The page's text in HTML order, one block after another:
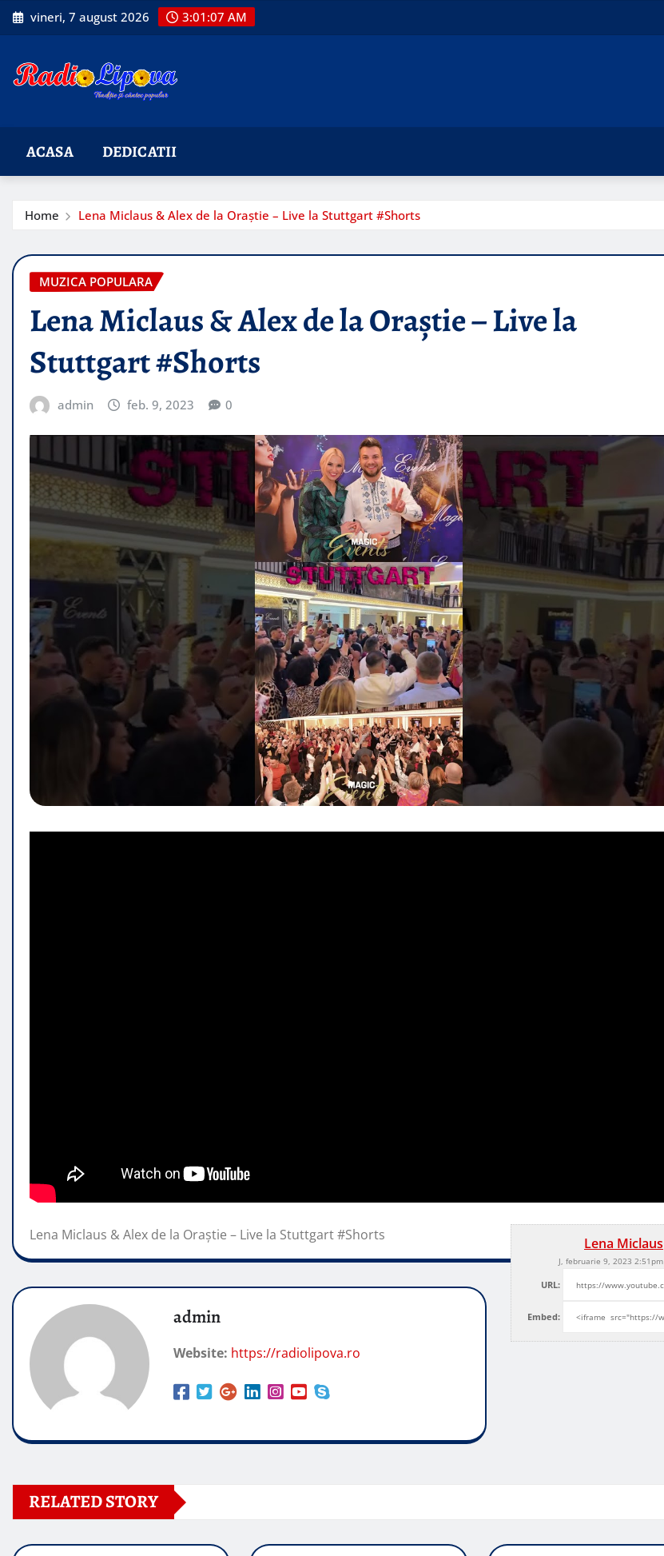
Skip
to
vineri, 7 august 2026 3:01:08 AM
ACASA DEDICATII
Home Lena Miclaus & Alex de la Oraștie – Live la Stuttgart #Shorts
MUZICA POPULARA
Lena Miclaus & Alex de la Oraștie – Live la
Stuttgart #Shorts
admin feb. 9, 2023 0
Lena Miclaus
J, februarie 9, 2023 2:51pm
URL:
Embed:
Lena Miclaus & Alex de la Oraștie – Live la Stuttgart #Shorts
admin
Website: https://radiolipova.ro
RELATED STORY